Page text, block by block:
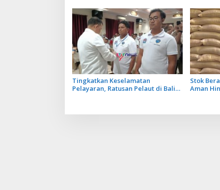
Tingkatkan Keselamatan
Pelayaran, Ratusan Pelaut di Bali
Stok
Aman